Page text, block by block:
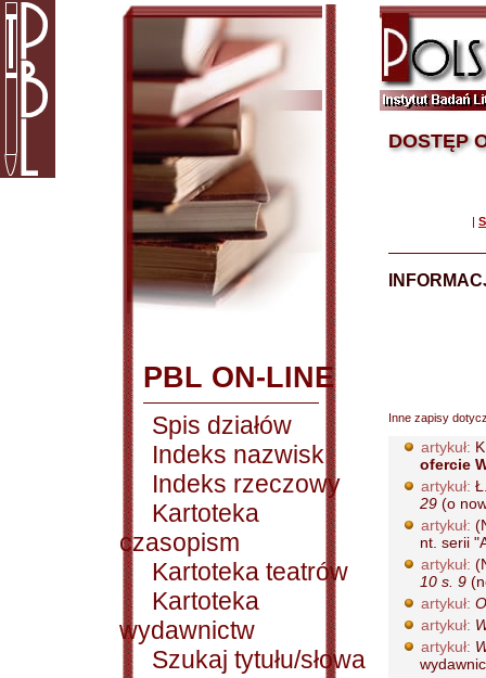
PBL ON-LINE
Spis działów
Indeks nazwisk
Indeks rzeczowy
Kartoteka
czasopism
Kartoteka teatrów
Kartoteka
wydawnictw
Szukaj tytułu/słowa
DOSTĘP
|
Inne zapisy
artykuł:
ofercie
artykuł:
29 (o
artykuł:
nt. serii
artykuł:
10 s. 9
artykuł:
artykuł:
artykuł: